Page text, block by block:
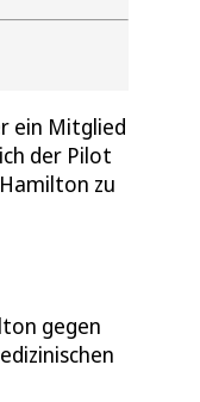
ein Mitglied
der Pilot
zu
gegen